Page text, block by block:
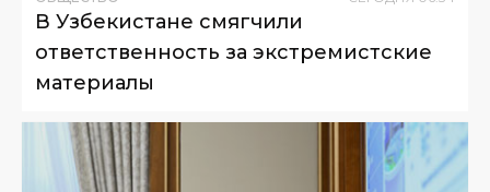
В Узбекистане смягчили
ответственность за экстремистские
материалы